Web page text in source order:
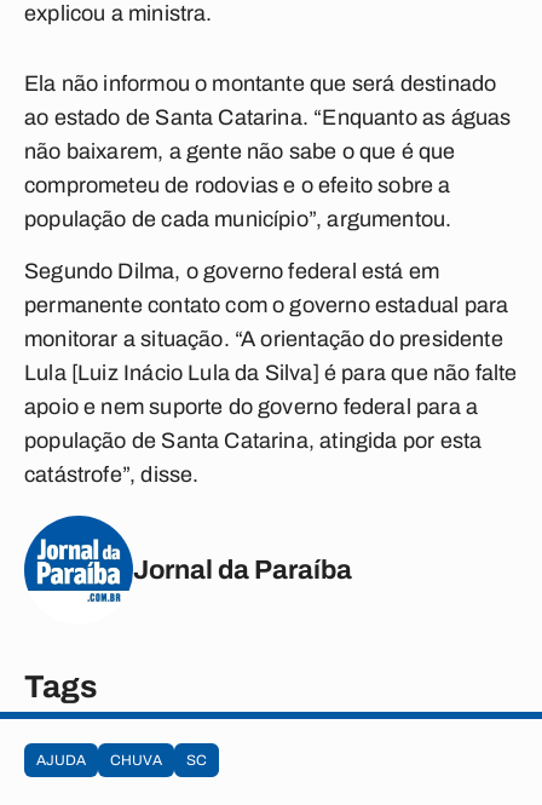
explicou a ministra.
Ela não informou o montante que será destinado
ao estado de Santa Catarina. “Enquanto as águas
não baixarem, a gente não sabe o que é que
comprometeu de rodovias e o efeito sobre a
população de cada município”, argumentou.
Segundo Dilma, o governo federal está em
permanente contato com o governo estadual para
monitorar a situação. “A orientação do presidente
Lula [Luiz Inácio Lula da Silva] é para que não falte
apoio e nem suporte do governo federal para a
população de Santa Catarina, atingida por esta
catástrofe”, disse.
Jornal da Paraíba
Tags
AJUDA CHUVA SC